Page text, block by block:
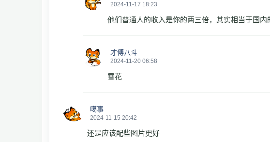
2024-11-17 18:23
他们普通人的收入是你的两三倍，其实相当于国内
才傅八斗
2024-11-20 06:58
雪花
噶事
2024-11-15 20:42
还是应该配些图片更好